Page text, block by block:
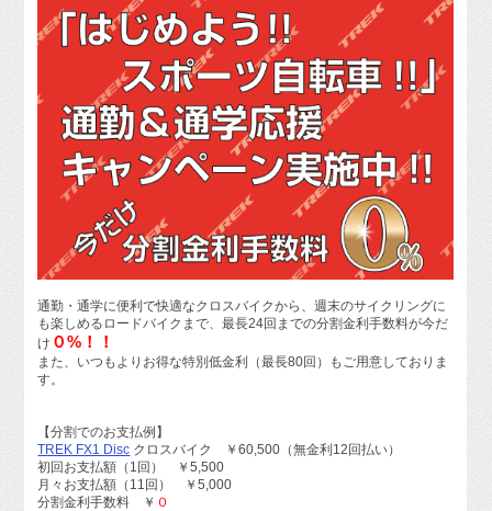
通勤・通学に便利で快適なクロスバイクから、週末のサイクリングに
も楽しめるロードバイクまで、最長24回までの分割金利手数料が今だ
け ０%！！
また、いつもよりお得な特別低金利（最長80回）もご用意しておりま
す。
【分割でのお支払例】
TREK FX1 Disc クロスバイク ￥60,500（無金利12回払い）
初回お支払額（1回） ￥5,500
月々お支払額（11回） ￥5,000
分割金利手数料
￥ ０